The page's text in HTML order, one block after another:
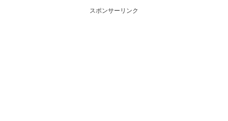
スポンサーリンク